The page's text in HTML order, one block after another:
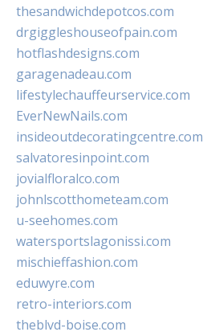
thesandwichdepotcos.com
drgiggleshouseofpain.com
hotflashdesigns.com
garagenadeau.com
lifestylechauffeurservice.com
EverNewNails.com
insideoutdecoratingcentre.com
salvatoresinpoint.com
jovialfloralco.com
johnlscotthometeam.com
u-seehomes.com
watersportslagonissi.com
mischieffashion.com
eduwyre.com
retro-interiors.com
theblvd-boise.com